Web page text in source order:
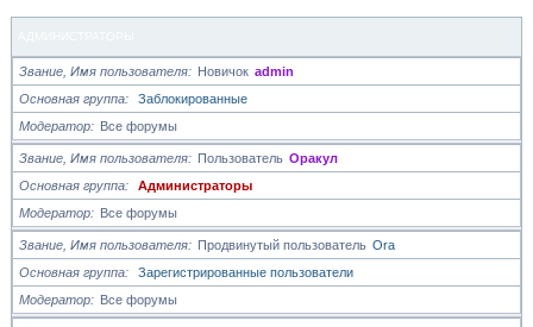
Звание, Имя пользователя Новичок admin
Основная группа
Заблокированные
Модератор
Все форумы
Звание, Имя пользователя Пользователь Оракул
Основная группа
Администраторы
Модератор
Все форумы
Звание, Имя пользователя Продвинутый пользователь Ora
Основная группа
Зарегистрированные пользователи
Модератор
Все форумы